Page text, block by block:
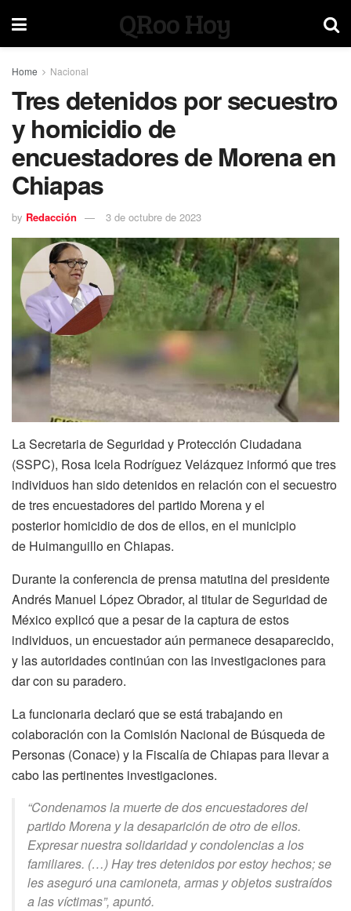
QRoo Hoy
Home Nacional
Tres detenidos por secuestro
y homicidio de
encuestadores de Morena en
Chiapas
by Redacción 3 de octubre de 2023
La Secretaria de Seguridad y Protección Ciudadana
(SSPC), Rosa Icela Rodríguez Velázquez informó que tres
individuos han sido detenidos en relación con el secuestro
de tres encuestadores del partido Morena y el
posterior homicidio de dos de ellos, en el municipio
de Huimanguillo en Chiapas.
Durante la conferencia de prensa matutina del presidente
Andrés Manuel López Obrador, al titular de Seguridad de
México explicó que a pesar de la captura de estos
individuos, un encuestador aún permanece desaparecido,
y las autoridades continúan con las investigaciones para
dar con su paradero.
La funcionaria declaró que se está trabajando en
colaboración con la Comisión Nacional de Búsqueda de
Personas (Conace) y la Fiscalía de Chiapas para llevar a
cabo las pertinentes investigaciones.
“Condenamos la muerte de dos encuestadores del
partido Morena y la desaparición de otro de ellos.
Expresar nuestra solidaridad y condolencias a los
familiares. (…) Hay tres detenidos por estoy hechos; se
les aseguró una camioneta, armas y objetos sustraídos
a las víctimas”, apuntó.